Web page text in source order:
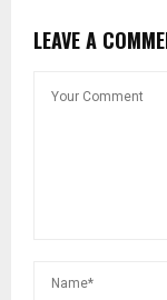
LEAVE A